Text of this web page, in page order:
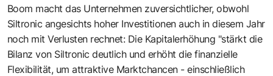
Boom macht das Unternehmen zuversichtlicher, obwohl
Siltronic angesichts hoher Investitionen auch in diesem Jahr
noch mit Verlusten rechnet: Die Kapitalerhöhung "stärkt die
Bilanz von Siltronic deutlich und erhöht die finanzielle
Flexibilität, um attraktive Marktchancen - einschließlich